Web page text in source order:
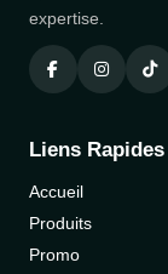
expertise.
Liens Rapides
Accueil
Produits
Promo